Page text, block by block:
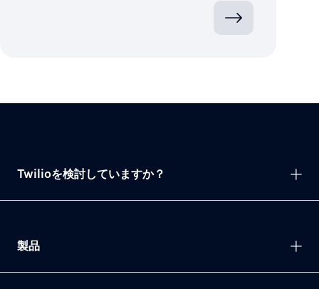
Twilioを検討していますか？
製品